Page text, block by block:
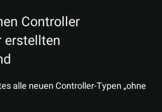
Controller
erstellten
alle neuen Controller-Typen „ohne